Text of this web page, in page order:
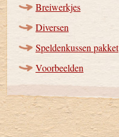
Breiwerkjes
Diversen
Speldenkussen pakket
Voorbeelden